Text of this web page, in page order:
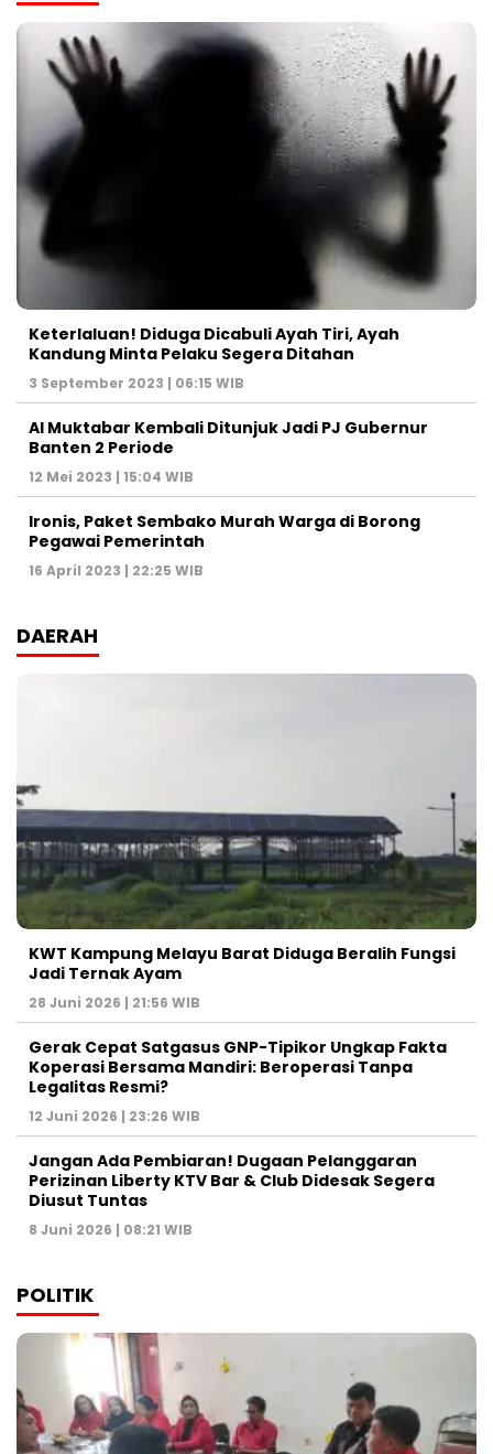
Keterlaluan! Diduga Dicabuli Ayah Tiri, Ayah
Kandung Minta Pelaku Segera Ditahan
3 September 2023 | 06:15 WIB
Al Muktabar Kembali Ditunjuk Jadi PJ Gubernur
Banten 2 Periode
12 Mei 2023 | 15:04 WIB
Ironis, Paket Sembako Murah Warga di Borong
Pegawai Pemerintah
16 April 2023 | 22:25 WIB
DAERAH
KWT Kampung Melayu Barat Diduga Beralih Fungsi
Jadi Ternak Ayam
28 Juni 2026 | 21:56 WIB
Gerak Cepat Satgasus GNP-Tipikor Ungkap Fakta
Koperasi Bersama Mandiri: Beroperasi Tanpa
Legalitas Resmi?
12 Juni 2026 | 23:26 WIB
Jangan Ada Pembiaran! Dugaan Pelanggaran
Perizinan Liberty KTV Bar & Club Didesak Segera
Diusut Tuntas
8 Juni 2026 | 08:21 WIB
POLITIK